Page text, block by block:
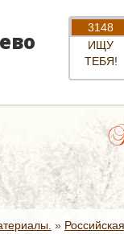
3148
ИЩУ
ТЕБЯ!
»